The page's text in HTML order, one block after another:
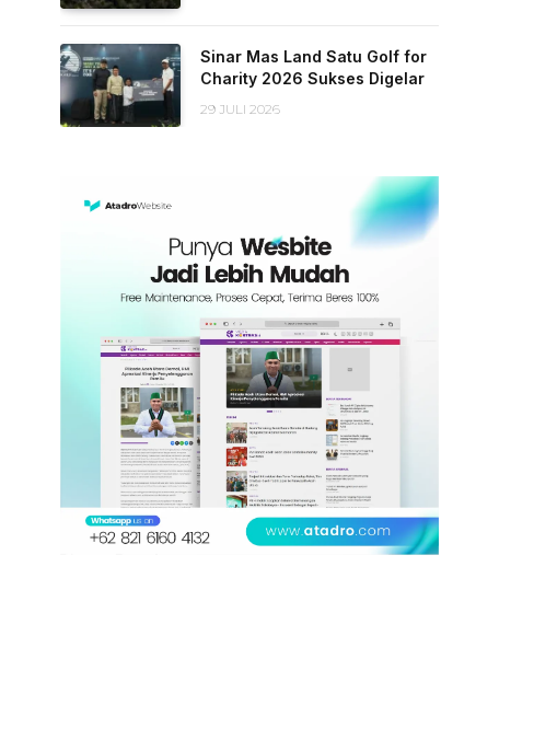
Sinar Mas Land Satu Golf for
Charity 2026 Sukses Digelar
29 JULI 2026